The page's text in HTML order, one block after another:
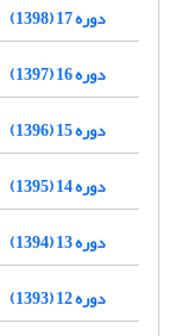
دوره 17 (1398)
دوره 16 (1397)
دوره 15 (1396)
دوره 14 (1395)
دوره 13 (1394)
دوره 12 (1393)